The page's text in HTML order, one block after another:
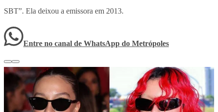
SBT”. Ela deixou a emissora em 2013.
Entre no canal de WhatsApp do Metrópoles